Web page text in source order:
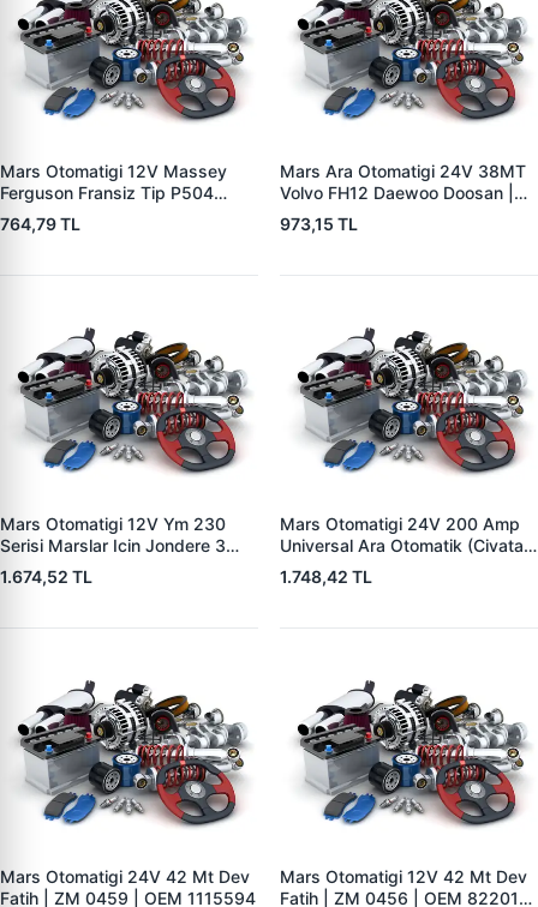
Mars Otomatigi 12V Massey
Ferguson Fransiz Tip P504
P505 Xxx | ZM 0560
764,79 TL
Mars Ara Otomatigi 24V 38MT
Volvo FH12 Daewoo Doosan |
ZM 4409 | OEM 10512097
973,15 TL
Mars Otomatigi 12V Ym 230
Serisi Marslar Icin Jondere 3
Delik | ZM 1653 | OEM
RE503357
1.674,52 TL
Mars Otomatigi 24V 200 Amp
Universal Ara Otomatik (Civatali)
| ZM 1404
1.748,42 TL
Mars Otomatigi 24V 42 Mt Dev
Fatih | ZM 0459 | OEM 1115594
Mars Otomatigi 12V 42 Mt Dev
Fatih | ZM 0456 | OEM 82201-